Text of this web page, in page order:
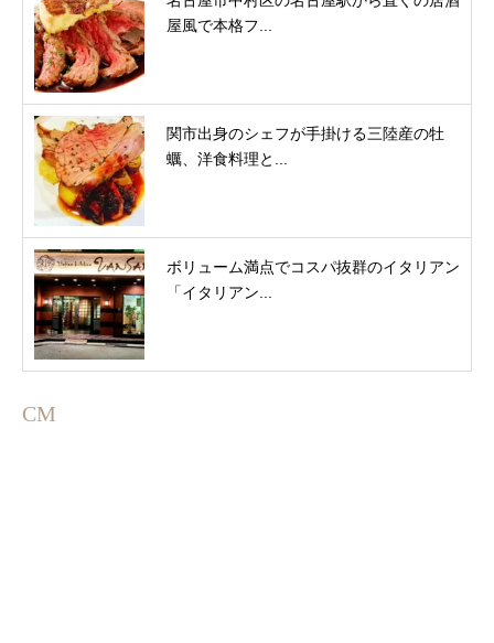
屋風で本格フ...
関市出身のシェフが手掛ける三陸産の牡
蠣、洋食料理と...
ボリューム満点でコスパ抜群のイタリアン
「イタリアン...
CM